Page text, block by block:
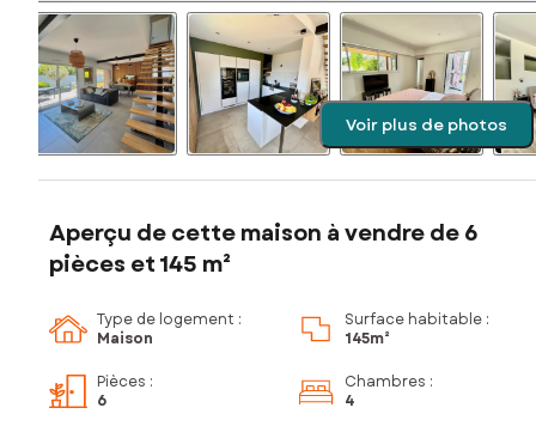
Voir plus de photos
Aperçu de cette maison à vendre de 6
pièces et 145 m²
Type de logement :
Maison
Surface habitable :
145m²
Pièces :
6
Chambres :
4